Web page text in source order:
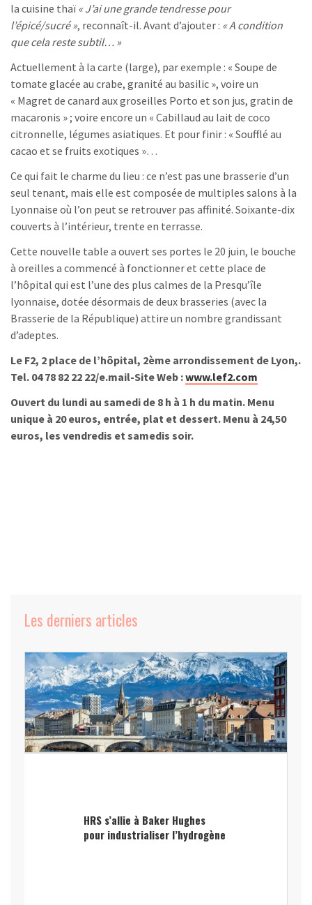
la cuisine thaï « J’ai une grande tendresse pour
l’épicé/sucré », reconnaît-il. Avant d’ajouter : « A condition
que cela reste subtil… »
Actuellement à la carte (large), par exemple : « Soupe de
tomate glacée au crabe, granité au basilic », voire un
« Magret de canard aux groseilles Porto et son jus, gratin de
macaronis » ; voire encore un « Cabillaud au lait de coco
citronnelle, légumes asiatiques. Et pour finir : « Soufflé au
cacao et se fruits exotiques »…
Ce qui fait le charme du lieu : ce n’est pas une brasserie d’un
seul tenant, mais elle est composée de multiples salons à la
Lyonnaise où l’on peut se retrouver pas affinité. Soixante-dix
couverts à l’intérieur, trente en terrasse.
Cette nouvelle table a ouvert ses portes le 20 juin, le bouche
à oreilles a commencé à fonctionner et cette place de
l’hôpital qui est l’une des plus calmes de la Presqu’île
lyonnaise, dotée désormais de deux brasseries (avec la
Brasserie de la République) attire un nombre grandissant
d’adeptes.
Le F2, 2 place de l’hôpital, 2ème arrondissement de Lyon,.
Tel. 04 78 82 22 22/e.mail-Site Web :www.lef2.com
Ouvert du lundi au samedi de 8 h à 1 h du matin. Menu
unique à 20 euros, entrée, plat et dessert. Menu à 24,50
euros, les vendredis et samedis soir.
Les derniers articles
HRS s’allie à Baker Hughes
pour industrialiser l’hydrogène